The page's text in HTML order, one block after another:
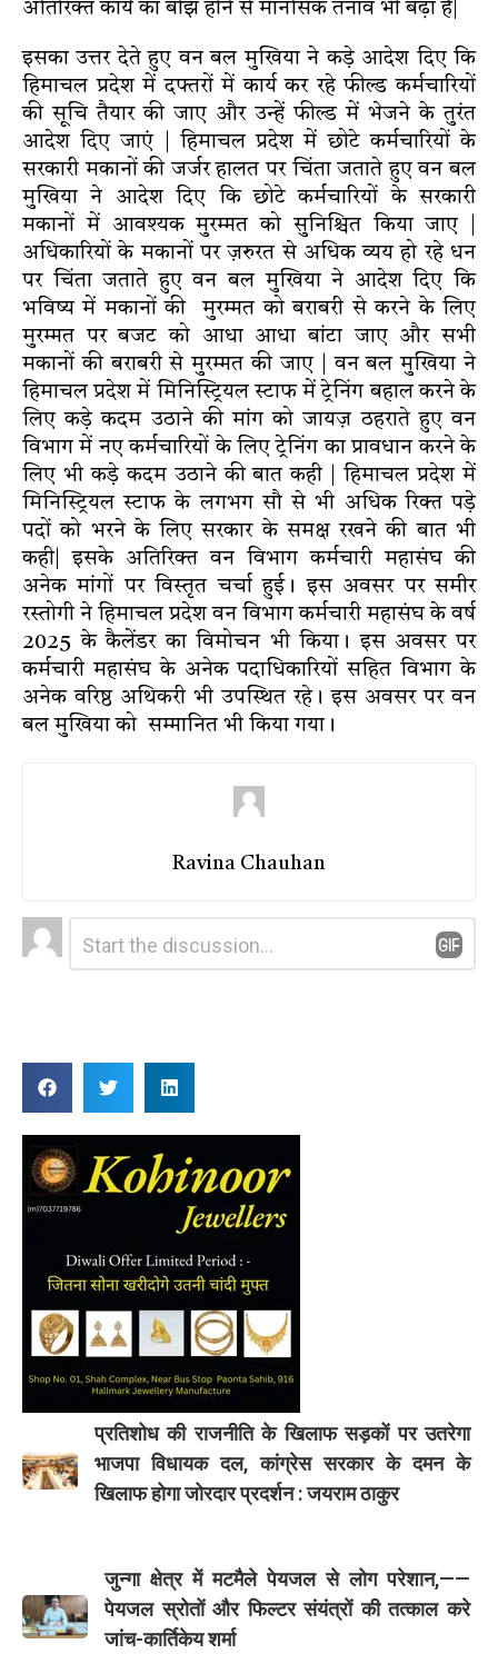
अतिरिक्त कार्य का बोझ होने से मानसिक तनाव भी बढ़ा है|
इसका उत्तर देते हुए वन बल मुखिया ने कड़े आदेश दिए कि
हिमाचल प्रदेश में दफ्तरों में कार्य कर रहे फील्ड कर्मचारियों
की सूचि तैयार की जाए और उन्हें फील्ड में भेजने के तुरंत
आदेश दिए जाएं | हिमाचल प्रदेश में छोटे कर्मचारियों के
सरकारी मकानों की जर्जर हालत पर चिंता जताते हुए वन बल
मुखिया ने आदेश दिए कि छोटे कर्मचारियों के सरकारी
मकानों में आवश्यक मुरम्मत को सुनिश्चित किया जाए |
अधिकारियों के मकानों पर ज़रुरत से अधिक व्यय हो रहे धन
पर चिंता जताते हुए वन बल मुखिया ने आदेश दिए कि
भविष्य में मकानों की मुरम्मत को बराबरी से करने के लिए
मुरम्मत पर बजट को आधा आधा बांटा जाए और सभी
मकानों की बराबरी से मुरम्मत की जाए | वन बल मुखिया ने
हिमाचल प्रदेश में मिनिस्ट्रियल स्टाफ में ट्रेनिंग बहाल करने के
लिए कड़े कदम उठाने की मांग को जायज़ ठहराते हुए वन
विभाग में नए कर्मचारियों के लिए ट्रेनिंग का प्रावधान करने के
लिए भी कड़े कदम उठाने की बात कही | हिमाचल प्रदेश में
मिनिस्ट्रियल स्टाफ के लगभग सौ से भी अधिक रिक्त पड़े
पदों को भरने के लिए सरकार के समक्ष रखने की बात भी
कही| इसके अतिरिक्त वन विभाग कर्मचारी महासंघ की
अनेक मांगों पर विस्तृत चर्चा हुई। इस अवसर पर समीर
रस्तोगी ने हिमाचल प्रदेश वन विभाग कर्मचारी महासंघ के वर्ष
2025 के कैलेंडर का विमोचन भी किया। इस अवसर पर
कर्मचारी महासंघ के अनेक पदाधिकारियों सहित विभाग के
अनेक वरिष्ठ अथिकरी भी उपस्थित रहे। इस अवसर पर वन
बल मुखिया को सम्मानित भी किया गया।
Ravina Chauhan
Leave
a
Comment
प्रतिशोध की राजनीति के खिलाफ सड़कों पर उतरेगा
भाजपा विधायक दल, कांग्रेस सरकार के दमन के
खिलाफ होगा जोरदार प्रदर्शन : जयराम ठाकुर
जुन्गा क्षेत्र में मटमैले पेयजल से लोग परेशान,——
पेयजल स्रोतों और फिल्टर संयंत्रों की तत्काल करे
जांच-कार्तिकेय शर्मा